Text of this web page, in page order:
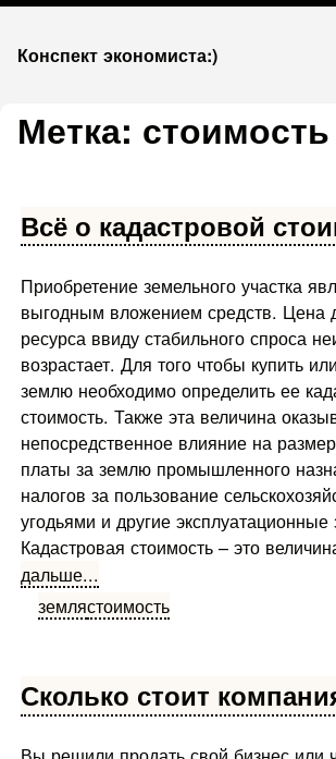
Конспект экономиста:)
Метка: стоимость
Всё о кадастровой
Приобретение земельного участка
выгодным вложением средств. Цена
ресурса ввиду стабильного спроса
возрастает. Для того чтобы купить
землю необходимо определить ее
стоимость. Также эта величина
непосредственное влияние на
платы за землю промышленного
налогов за пользование
угодьями и другие эксплуатационные
Кадастровая стоимость – это
дальше...
землястоимость
Сколько стоит